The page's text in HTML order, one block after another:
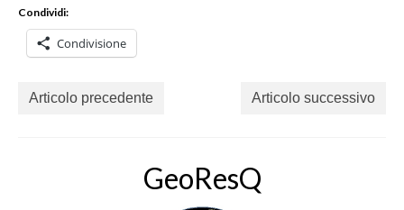
Condividi:
Condivisione
Articolo precedente Articolo successivo
GeoResQ